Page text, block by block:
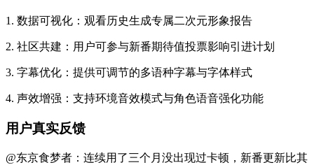
1. 数据可视化：观看历史生成专属二次元形象报告
2. 社区共建：用户可参与新番期待值投票影响引进计划
3. 字幕优化：提供可调节的多语种字幕与字体样式
4. 声效增强：支持环境音效模式与角色语音强化功能
用户真实反馈
@东京食梦者：连续用了三个月没出现过卡顿，新番更新比其